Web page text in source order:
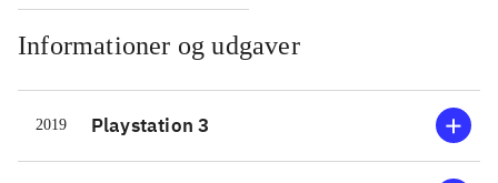
Informationer og udgaver
2019 Playstation 3